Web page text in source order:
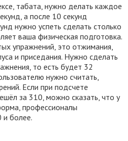
табата, нужно делать каждое
а после 10 секунд
нужно успеть сделать столько
ваша физическая подготовка.
упражнений, это отжимания,
и приседания. Нужно сделать
то есть будет 32
нужно считать,
Если при подсчете
за 310, можно сказать, что у
профессионалы
и более.